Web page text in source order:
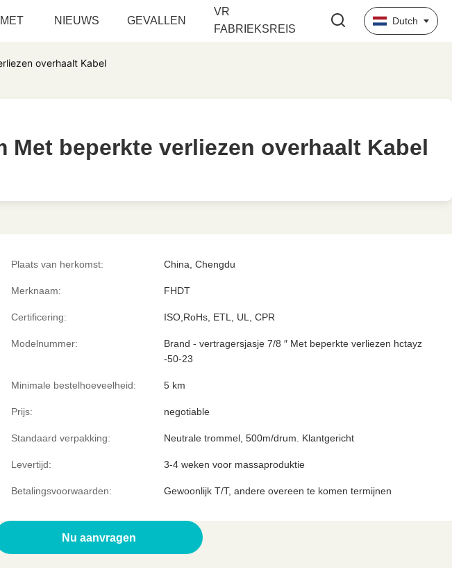
NIEUWS GEVALLEN
VR
FABRIEKSREIS
Dutch
overhaalt Kabel
Met beperkte verliezen overhaalt Kabel
Met beperkte verliezen overhaalt Kabel
Plaats van herkomst: China, Chengdu
Merknaam: FHDT
Certificering: ISO,RoHs, ETL, UL, CPR
Modelnummer:
Brand - vertragersjasje 7/8 ″ Met beperkte verliezen hctayz
-50-23
Minimale bestelhoeveelheid: 5 km
Prijs: negotiable
Standaard verpakking: Neutrale trommel, 500m/drum. Klantgericht
Levertijd: 3-4 weken voor massaproduktie
Betalingsvoorwaarden: Gewoonlijk T/T, andere overeen te komen termijnen
Nu aanvragen
Een citaat krijgen